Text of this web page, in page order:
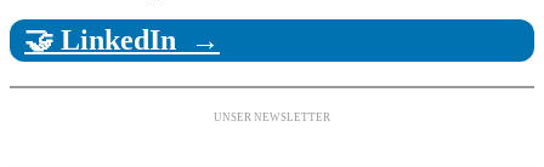
🤝 LinkedIn →
UNSER NEWSLETTER